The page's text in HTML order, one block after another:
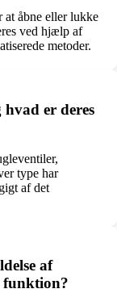
åbne eller lukke
ved hjælp af
metoder.
er deres
type har
af det
af
funktion?